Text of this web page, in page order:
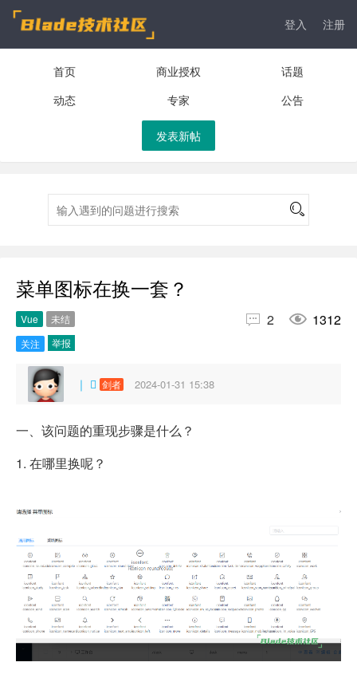
登入 注册
首页 商业授权
话题
动态
专家 公告
发表新帖
菜单图标在换一套？
Vue
未结
关注
举报
 2  1312
｜ ⃢ 剑者 2024-01-31 15:38
一、该问题的重现步骤是什么？
1. 在哪里换呢？